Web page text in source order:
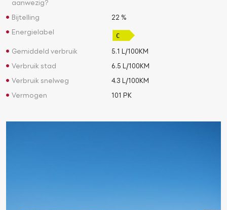
aanwezig?
Bijtelling 22 %
Energielabel
Gemiddeld verbruik 5.1 L/100KM
Verbruik stad 6.5 L/100KM
Verbruik snelweg 4.3 L/100KM
Vermogen 101 PK